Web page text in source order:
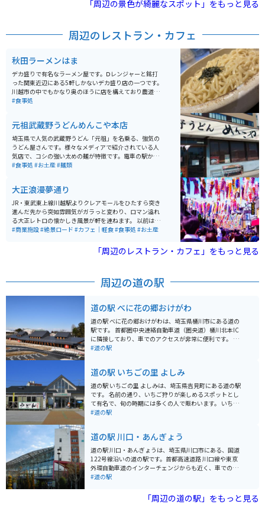
あるのかと感じてしまいますが、大変素敵な場所です。
駐車場が利用できます。
「周辺の景色が綺麗なスポット」をもっと見る
周辺のレストラン・カフェ
秋田ラーメンはま
デカ盛りで有名なラーメン屋です。Ⅾレンジャーと銘打
った関東近辺にある5軒しかないデカ盛り店の一つです。
川越市の中でもかなり奥のほうに店を構えており農道を
走る道中で見えてくるローカルなお店という印象です。
#食事処
元祖武蔵野うどんめんこや本店
埼玉県で人気の武蔵野うどん「元祖」を名乗る、強気の
うどん屋さんです。様々なメディアで紹介されている人
気店で、コシの強い太めの麺が特徴です。電車の駅から
はかなり離れた場所にあるため、車での来店が基本で
店の前にもバイク数台を駐輪できる程度のスペースがあ
ります。人気のメニューは昼過ぎには売り切れてしまう
ので、要注意。
#食事処 #お土産#麺類
大正浪漫夢通り
JR・東武東上線川越駅よりクレアモールをひたすら突き
進んだ先から突如雰囲気がガラっと変わり、ロマン溢れ
る大正レトロの懐かしき風景が軒を連ねます。 以前はこ
の通りにはアーケード商店街でありましたが、時代と共
わりました。両脇を固める各店舗は大正時代を思わせる
ノスタルジックな装いで、特に角にある川越商工会議所
巻で、まるで鯉のぼりのアーケードを作るかのように空
#商業施設#絶景ロード #カフェ｜軽食#食事処 #お土産
「周辺のレストラン・カフェ」をもっと見る
周辺の道の駅
道の駅 べに花の郷おけがわ
道の駅 べに花の郷おけがわは、埼玉県桶川市にある道の
駅です。 首都圏中央連絡自動車道（圏央道）桶川北本IC
に隣接しており、車でのアクセスが非常に便利です。 バ
イクで訪れる場合も、駐車場が広いため安心して駐輪で
ます。 桶川市はベニバナ（紅花）の生産が盛んな地域で
あり、道の駅 べに花の郷おけがわでも、ベニバナ関連の
商品を多数取り扱っています。 紅花染め体験なども開催
されているので、興味のある方はぜひ参加してみてくだ
さい。 また、桶川市は、中山道の宿場町として栄えた歴
史があり、宿場町時代の面影を残す建物や史跡なども点
ポットがいくつかあるので、散策してみるのも良いでし
産品を購入できるだけでなく、桶川市の歴史や文化に触
れることもできる場所です。 圏央道を利用してのドライ
ブやツーリングの休憩場所として、ぜひ立ち寄ってみて
ください。 近隣には、桶川市歴史民俗資料館や、桶川ス
し足を延ばせば、川越市の蔵造りの街並みなど、観光名
#道の駅
道の駅 いちごの里 よしみ
道の駅 いちごの里 よしみは、埼玉県吉見町にある道の駅
です。 名前の通り、いちご狩りが楽しめるスポットとし
て有名で、旬の時期には多くの人で賑わいます。 いちご
以外にも、地元産の新鮮な農産物が販売されており、お
特に、いちごを使ったスイーツは絶品なので、ぜひ味わ
ってみてください。 バイクで訪れる場合、駐車場も広々
としているので安心です。 周辺には、緑豊かな田園風景
が広がっており、ツーリングの休憩スポットとしても最
適です。 道の駅 いちごの里 よしみから少し足を延ばせ
ば、吉見百穴などの歴史的な観光スポットもあります。
#道の駅
道の駅 川口・あんぎょう
道の駅 川口・あんぎょうは、埼玉県川口市にある、国道
122号線沿いの道の駅です。首都高速道路 川口線や東京
外環自動車道のインターチェンジからも近く、車でのア
クセスが良好です。 地元農産物の直売所では、新鮮な野
産品である「川口鋳物」を使用した鍋やフライパンなど
の調理器具も販売しており、お土産に最適です。 また、
#道の駅
「周辺の道の駅」をもっと見る